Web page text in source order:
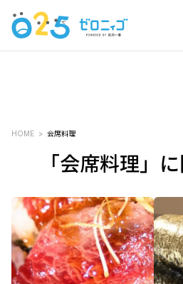
HOME 会席料理
「会席料理」